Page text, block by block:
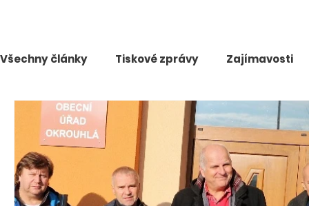
Všechny články Tiskové zprávy Zajímavosti